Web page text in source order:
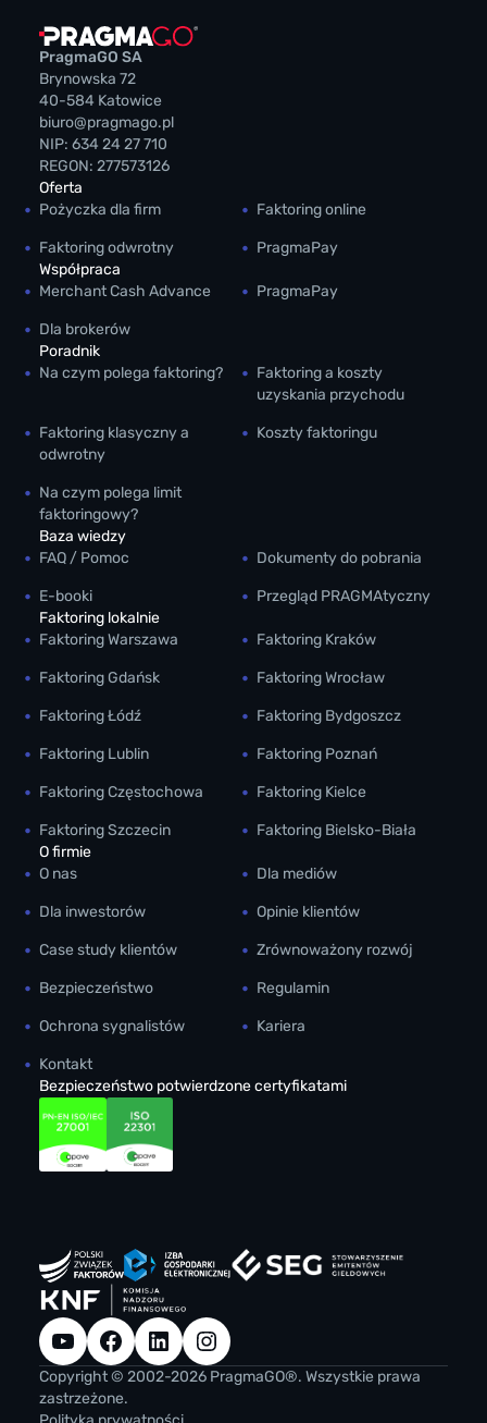
PragmaGO SA
Brynowska 72
40-584 Katowice
biuro@pragmago.pl
NIP: 634 24 27 710
REGON: 277573126
Oferta
Pożyczka dla firm
Faktoring online
Faktoring odwrotny
PragmaPay
Współpraca
Merchant Cash Advance
PragmaPay
Dla brokerów
Poradnik
Na czym polega faktoring?
Faktoring a koszty
uzyskania przychodu
Faktoring klasyczny a
odwrotny
Koszty faktoringu
Na czym polega limit
faktoringowy?
Baza wiedzy
FAQ / Pomoc
Dokumenty do pobrania
E-booki
Przegląd PRAGMAtyczny
Faktoring lokalnie
Faktoring Warszawa
Faktoring Kraków
Faktoring Gdańsk Faktoring Wrocław
Faktoring Łódź Faktoring Bydgoszcz
Faktoring Lublin Faktoring Poznań
Faktoring Częstochowa Faktoring Kielce
Faktoring Szczecin
Faktoring Bielsko-Biała
O firmie
O nas
Dla mediów
Dla inwestorów Opinie klientów
Case study klientów Zrównoważony rozwój
Bezpieczeństwo Regulamin
Ochrona sygnalistów Kariera
Kontakt
Bezpieczeństwo potwierdzone certyfikatami
YouTubeFacebookLinkedInInstagram
Copyright © 2002-2026 PragmaGO®. Wszystkie prawa
zastrzeżone.